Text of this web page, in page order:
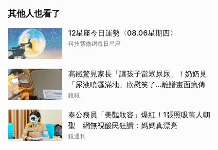
其他人也看了
12星座今日運勢〈08.06星期四〉
科技紫微網每日星座
高鐵驚見家長「讓孩子當眾尿尿」！奶奶見
「尿液噴灑滿地」欣慰笑了…離譜畫面瘋傳
鏡報
泰公務員「美豔妝容」爆紅！1張照吸萬人朝
聖 網無視酸民狂讚：媽媽真漂亮
鏡週刊